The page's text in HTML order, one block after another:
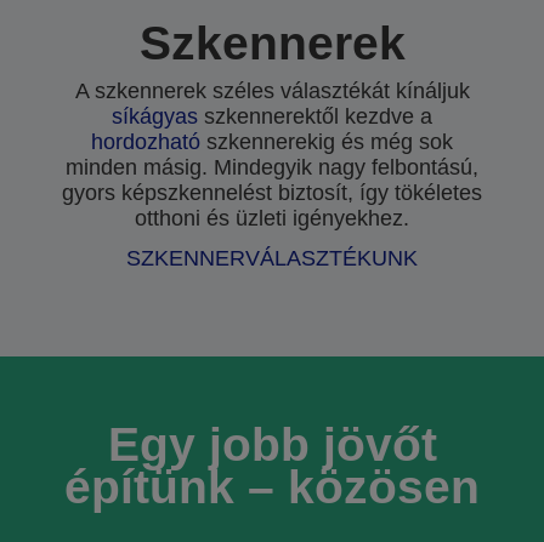
Szkennerek
A szkennerek széles választékát kínáljuk
síkágyas szkennerektől kezdve a
hordozható szkennerekig és még sok
minden másig. Mindegyik nagy felbontású,
gyors képszkennelést biztosít, így tökéletes
otthoni és üzleti igényekhez.
SZKENNERVÁLASZTÉKUNK
Egy jobb jövőt
építünk – közösen